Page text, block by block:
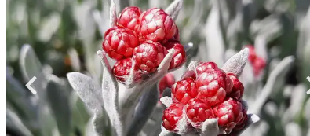
Zum vorigen Bild